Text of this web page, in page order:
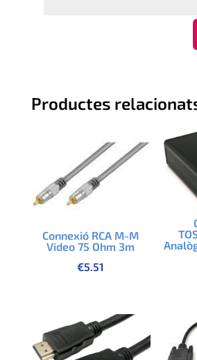
Productes
Connexió RCA M-M
Video 75 Ohm 3m
€5.51